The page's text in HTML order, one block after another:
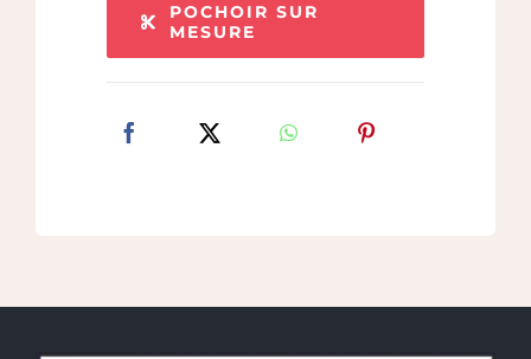
POCHOIR SUR
MESURE